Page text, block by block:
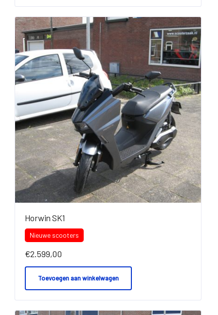
Horwin SK1
Nieuwe scooters
€2.599,00
Toevoegen aan winkelwagen